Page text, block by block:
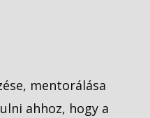
mentorálása
ahhoz, hogy a